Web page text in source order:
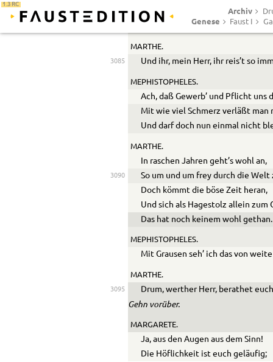
1.3 RC
Archiv
Genese Faust I
Die Mutter ist gar zu genau.
MARTHE.
3085 Und ihr, mein Herr, ihr reis’t so
MEPHISTOPHELES.
Ach, daß Gewerb’ und Pflicht uns
Mit wie viel Schmerz verläßt man
Und darf doch nun einmal nicht
MARTHE.
In raschen Jahren geht’s wohl an,
3090
So um und um frey durch die
Doch kömmt die böse Zeit heran,
Und sich als Hagestolz allein zum
Das hat noch keinem wohl gethan.
MEPHISTOPHELES.
Mit Grausen seh’ ich das von
MARTHE.
3095 Drum, werther Herr, berathet
Gehn vorüber.
MARGARETE.
Ja, aus den Augen aus dem Sinn!
Die Höflichkeit ist euch geläufig;